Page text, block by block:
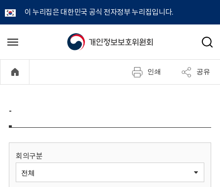
이 누리집은 대한민국 공식 전자정부 누리집입니다.
개
정
보
메
기
검
인쇄 공유
-
회의구분